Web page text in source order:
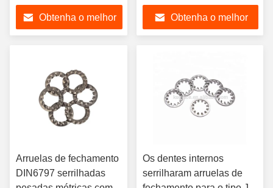
fazem à máquina
arruelas de fechamento
dentadas métricas dos
Obtenha o melhor
Lavadora cônica de
contra-encosto DIN6319
Lavadora de cone
Obtenha o melhor
Arruelas de fechamento
DIN6797 serrilhadas
Os dentes internos
serrilharam arruelas de